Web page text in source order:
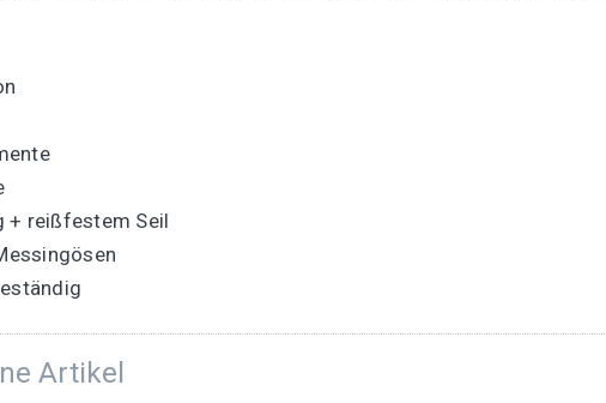
+ reißfestem Seil
Artikel